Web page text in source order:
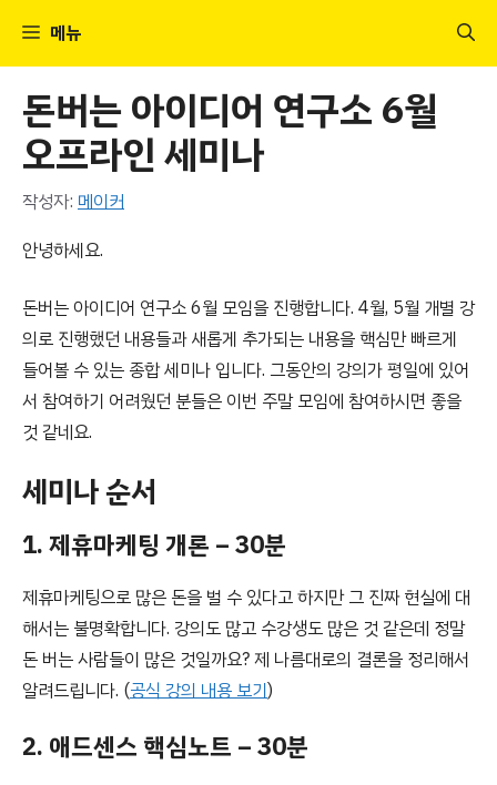
메뉴
돈버는 아이디어 연구소 6월
오프라인 세미나
작성자: 메이커
안녕하세요.
돈버는 아이디어 연구소 6월 모임을 진행합니다. 4월, 5월 개별 강
의로 진행했던 내용들과 새롭게 추가되는 내용을 핵심만 빠르게
들어볼 수 있는 종합 세미나 입니다. 그동안의 강의가 평일에 있어
서 참여하기 어려웠던 분들은 이번 주말 모임에 참여하시면 좋을
것 같네요.
세미나 순서
1. 제휴마케팅 개론 – 30분
제휴마케팅으로 많은 돈을 벌 수 있다고 하지만 그 진짜 현실에 대
해서는 불명확합니다. 강의도 많고 수강생도 많은 것 같은데 정말
돈 버는 사람들이 많은 것일까요? 제 나름대로의 결론을 정리해서
알려드립니다. (공식 강의 내용 보기)
2. 애드센스 핵심노트 – 30분